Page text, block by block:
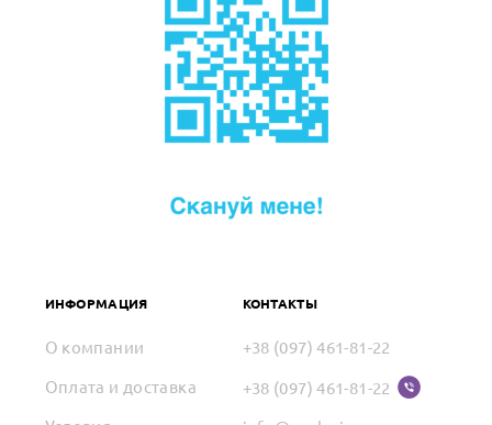
ИНФОРМАЦИЯ
О компании
Оплата и доставка
КОНТАКТЫ
+38 (097) 461-81-22
+38 (097) 461-81-22